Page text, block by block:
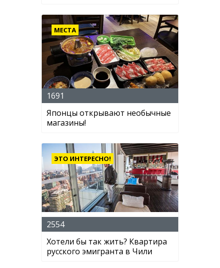
МЕСТА
1691
Японцы открывают необычные
магазины!
ЭТО ИНТЕРЕСНО!
2554
Хотели бы так жить? Квартира
русского эмигранта в Чили